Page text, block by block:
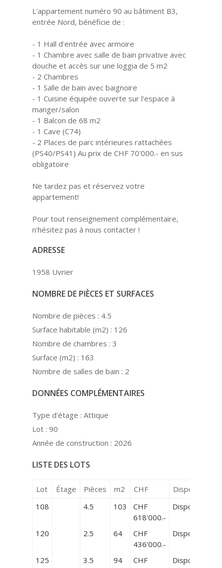
L'appartement numéro 90 au bâtiment B3,
entrée Nord, bénéficie de :
- 1 Hall d'entrée avec armoire
- 1 Chambre avec salle de bain privative avec
douche et accès sur une loggia de 5 m2
- 2 Chambres
- 1 Salle de bain avec baignoire
- 1 Cuisine équipée ouverte sur l'espace à
manger/salon
- 1 Balcon de 68 m2
- 1 Cave (C74)
- 2 Places de parc intérieures rattachées
(PS40/PS41) Au prix de CHF 70'000.- en sus
obligatoire
Ne tardez pas et réservez votre
appartement!
Pour tout renseignement complémentaire,
n'hésitez pas à nous contacter !
ADRESSE
1958 Uvrier
NOMBRE DE PIÈCES ET SURFACES
Nombre de pièces : 4.5
Surface habitable (m2) : 126
Nombre de chambres : 3
Surface (m2) : 163
Nombre de salles de bain : 2
DONNÉES COMPLÉMENTAIRES
Type d'étage : Attique
Lot : 90
Année de construction : 2026
LISTE DES LOTS
Lot Étage Pièces m2 CHF
Disponibilité
108
4.5 103
CHF
618'000.-
Disponible
120 2.5 64
CHF
436'000.-
Disponible
125 3.5 94
CHF
Disponible